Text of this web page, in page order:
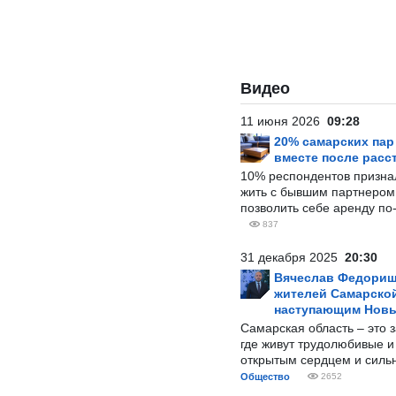
Видео
11 июня 2026 09:28
20% самарских
вместе после
10% респондентов
жить с бывшим партнером
позволить себе аренду
837
31 декабря 2025 20:30
Вячеслав
жителей
наступающим
Самарская область – это
где живут трудолюбивые
открытым сердцем и
Общество 2652